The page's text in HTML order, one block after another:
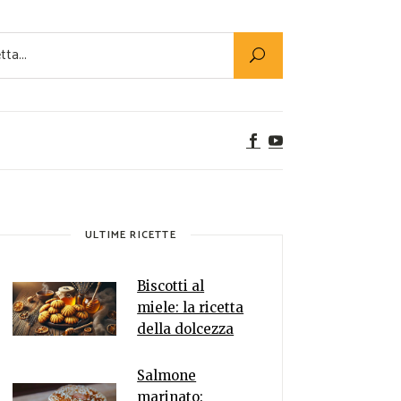
Utility
Alimenti
Rumors
ULTIME RICETTE
Biscotti al
miele: la ricetta
della dolcezza
Salmone
marinato: